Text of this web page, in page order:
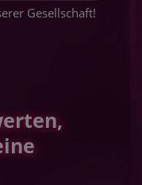
Gesellschaft!